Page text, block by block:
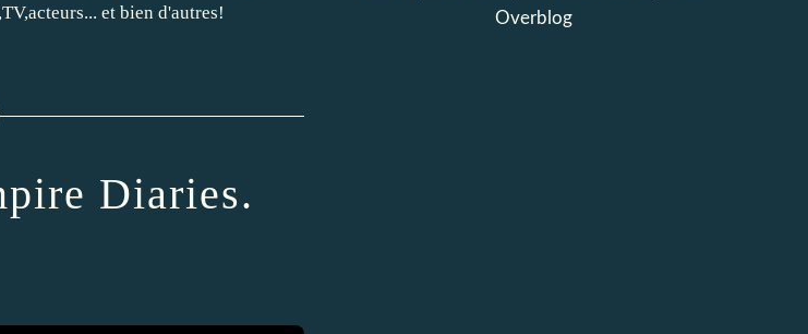
et bien d'autres!
Diaries.
Overblog